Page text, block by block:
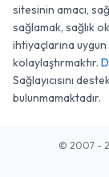
sitesinin amacı,
sağlamak, sağlık
ihtiyaçlarına
kolaylaştırmaktır.
Sağlayıcısını
bulunmamaktadır.
© 2007 -